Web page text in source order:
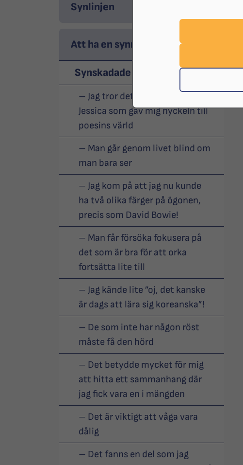
Synlinjen
Att ha en synnedsättning
Synskadade berättar
– Jag tror det var min mamma
Jessica som gav mig nyckeln till
poesins värld
– Man går genom livet blind om
man bara ser
– Jag kom på att jag nu kunde
ha två olika färger på ögonen,
precis som David Bowie!
– Man får försöka fokusera på
det som är bra för att orka
fortsätta lite till
– Jag kände lite ”oj, det kanske
är dags att lära sig koreanska”!
– De som inte har någon röst
måste få den hörd
– Det betydde mycket för mig
att hitta ett sammanhang där
jag fick vara en i mängden
– Det är viktigt att våga vara
dålig
– Det fanns en del som jag